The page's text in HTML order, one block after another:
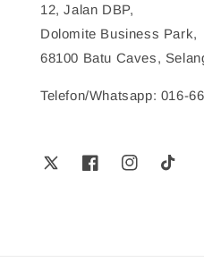
12, Jalan DBP,
Dolomite Business Park,
68100 Batu Caves,
Telefon/Whatsapp: 016-